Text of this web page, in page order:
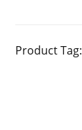
Product Tag: